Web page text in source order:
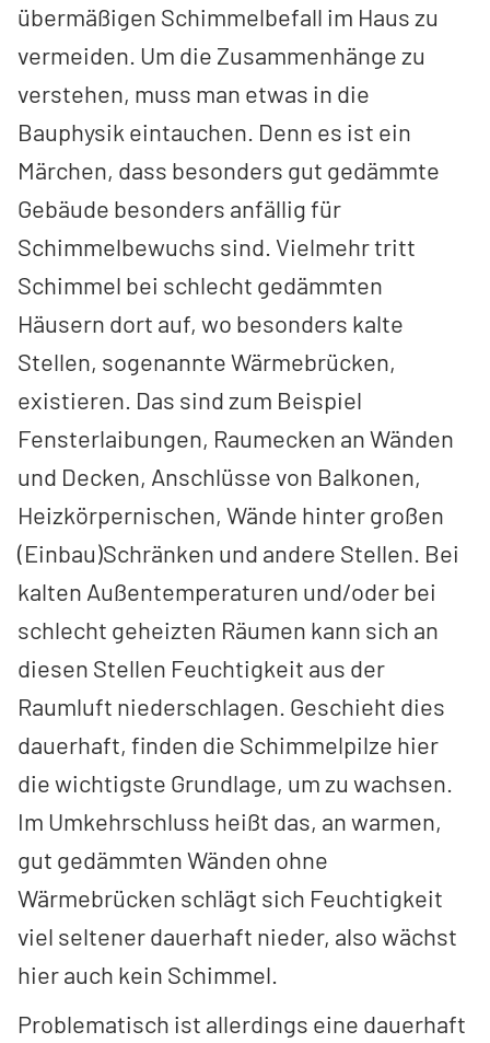
übermäßigen Schimmelbefall im Haus zu
vermeiden. Um die Zusammenhänge zu
verstehen, muss man etwas in die
Bauphysik eintauchen. Denn es ist ein
Märchen, dass besonders gut gedämmte
Gebäude besonders anfällig für
Schimmelbewuchs sind. Vielmehr tritt
Schimmel bei schlecht gedämmten
Häusern dort auf, wo besonders kalte
Stellen, sogenannte Wärmebrücken,
existieren. Das sind zum Beispiel
Fensterlaibungen, Raumecken an Wänden
und Decken, Anschlüsse von Balkonen,
Heizkörpernischen, Wände hinter großen
(Einbau­)Schränken und andere Stellen. Bei
kalten Außentemperaturen und/oder bei
schlecht geheizten Räumen kann sich an
diesen Stellen Feuchtigkeit aus der
Raumluft niederschlagen. Geschieht dies
dauerhaft, finden die Schimmelpilze hier
die wichtigste Grundlage, um zu wachsen.
Im Umkehrschluss heißt das, an warmen,
gut gedämmten Wänden ohne
Wärmebrücken schlägt sich Feuchtigkeit
viel seltener dauerhaft nieder, also wächst
hier auch kein Schimmel.
Problematisch ist allerdings eine dauerhaft